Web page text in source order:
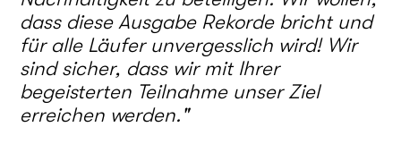
dass diese Ausgabe Rekorde bricht und
für alle Läufer unvergesslich wird! Wir
sind sicher, dass wir mit Ihrer
begeisterten Teilnahme unser Ziel
erreichen werden."